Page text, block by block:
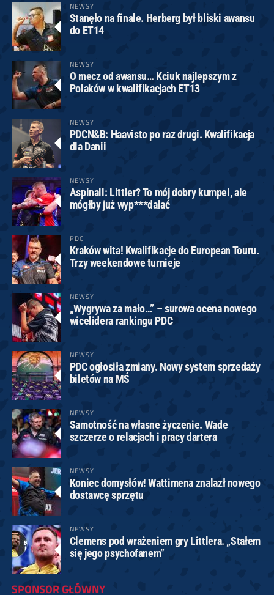
NEWSY
Stanęło na finale. Herberg był bliski awansu
do ET14
NEWSY
O mecz od awansu… Kciuk najlepszym z
Polaków w kwalifikacjach ET13
NEWSY
PDCN&B: Haavisto po raz drugi. Kwalifikacja
dla Danii
NEWSY
Aspinall: Littler? To mój dobry kumpel, ale
mógłby już wyp***dalać
PDC
Kraków wita! Kwalifikacje do European Touru.
Trzy weekendowe turnieje
NEWSY
„Wygrywa za mało…” – surowa ocena nowego
wicelidera rankingu PDC
NEWSY
PDC ogłosiła zmiany. Nowy system sprzedaży
biletów na MŚ
NEWSY
Samotność na własne życzenie. Wade
szczerze o relacjach i pracy dartera
NEWSY
Koniec domysłów! Wattimena znalazł nowego
dostawcę sprzętu
NEWSY
Clemens pod wrażeniem gry Littlera. „Stałem
się jego psychofanem”
SPONSOR GŁÓWNY